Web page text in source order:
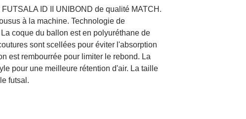
ID II UNIBOND de qualité MATCH.
à la machine. Technologie de
coque du ballon est en polyuréthane de
sont scellées pour éviter l'absorption
est rembourrée pour limiter le rebond. La
pour une meilleure rétention d'air. La taille
futsal.